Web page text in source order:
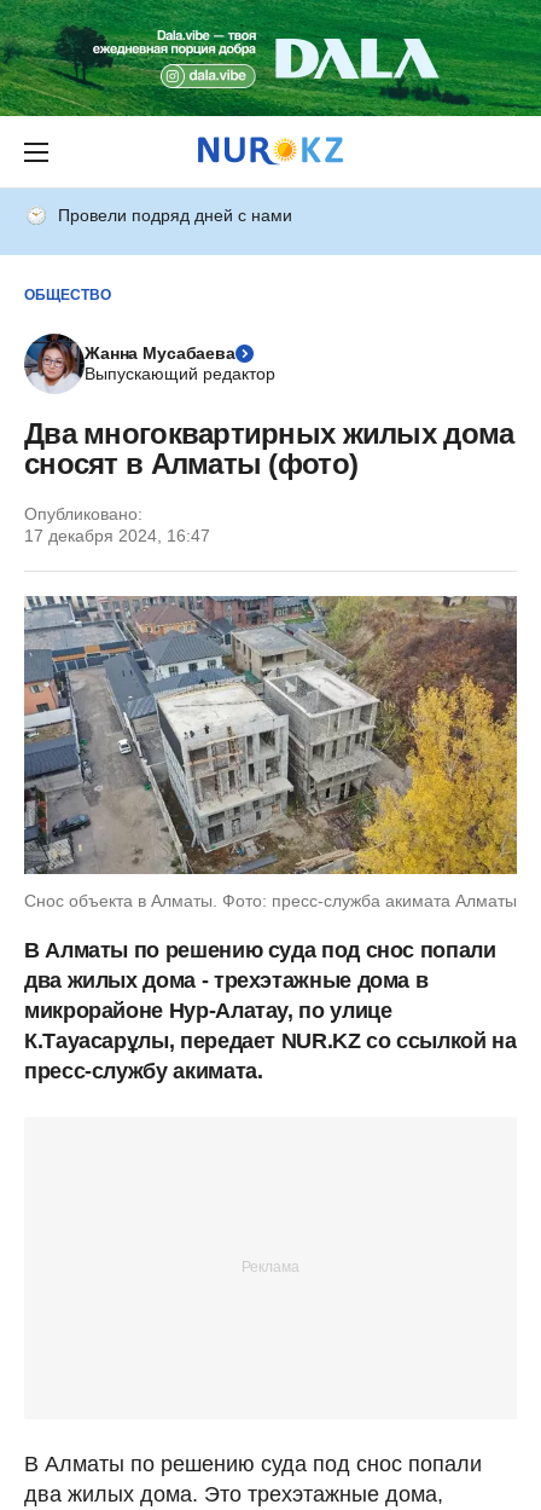
Провели подряд дней с нами
ОБЩЕСТВО
Жанна Мусабаева
Выпускающий редактор
Два многоквартирных жилых дома
сносят в Алматы (фото)
Опубликовано:
17 декабря 2024, 16:47
Снос объекта в Алматы. Фото: пресс-служба акимата Алматы
В Алматы по решению суда под снос попали
два жилых дома - трехэтажные дома в
микрорайоне Нур-Алатау, по улице
К.Тауасарұлы, передает NUR.KZ со ссылкой на
пресс-службу акимата.
В Алматы по решению суда под снос попали
два жилых дома. Это трехэтажные дома,